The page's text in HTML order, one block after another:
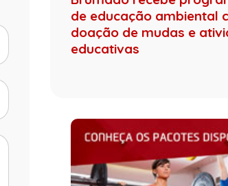
de educação ambiental
doação de mudas e
educativas